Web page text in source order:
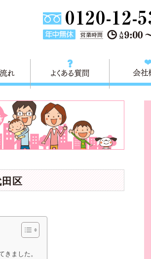
ご依頼の流れ よくある質問
区
きました。